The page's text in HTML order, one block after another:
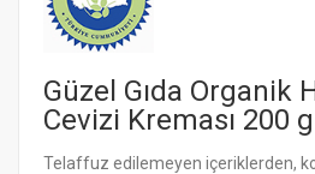
Güzel Gıda Organik
Cevizi Kreması 200
Telaffuz edilemeyen içeriklerden,